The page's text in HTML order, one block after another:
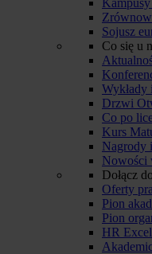
Sojusz
Co się u
Wykłady
Drzwi
Co po
Kurs
Nagrody
Nowości
Dołącz
Oferty
Pion
Pion
HR